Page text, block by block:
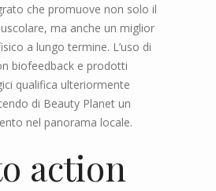
che promuove non solo il
ma anche un miglior
a lungo termine. L’uso di
biofeedback e prodotti
qualifica ulteriormente
di Beauty Planet un
nel panorama locale.
action